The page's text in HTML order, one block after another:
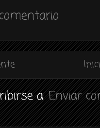
a:Enviar